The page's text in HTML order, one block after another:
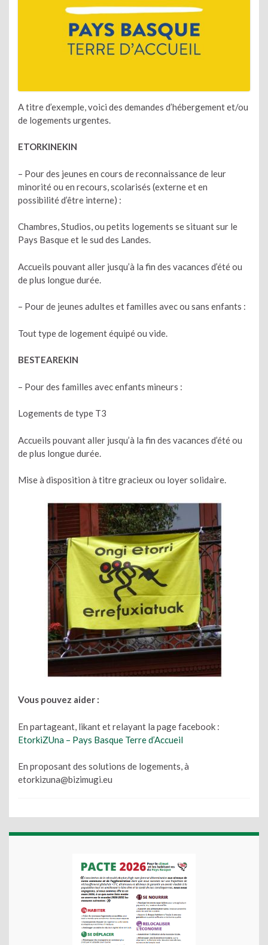
A titre d’exemple, voici des demandes d’hébergement et/ou
de logements urgentes.
ETORKINEKIN
– Pour des jeunes en cours de reconnaissance de leur
minorité ou en recours, scolarisés (externe et en
possibilité d’être interne) :
Chambres, Studios, ou petits logements se situant sur le
Pays Basque et le sud des Landes.
Accueils pouvant aller jusqu’à la fin des vacances d’été ou
de plus longue durée.
– Pour de jeunes adultes et familles avec ou sans enfants :
Tout type de logement équipé ou vide.
BESTEAREKIN
– Pour des familles avec enfants mineurs :
Logements de type T3
Accueils pouvant aller jusqu’à la fin des vacances d’été ou
de plus longue durée.
Mise à disposition à titre gracieux ou loyer solidaire.
Vous pouvez aider :
En partageant, likant et relayant la page facebook :
EtorkiZUna – Pays Basque Terre d’Accueil
En proposant des solutions de logements, à
etorkizuna@bizimugi.eu